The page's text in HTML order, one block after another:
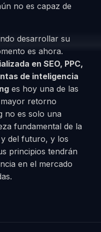
no es capaz de
desarrollar su
es ahora.
en SEO, PPC,
de inteligencia
es hoy una de las
retorno
no es solo una
fundamental de la
del futuro, y los
principios tendrán
en el mercado